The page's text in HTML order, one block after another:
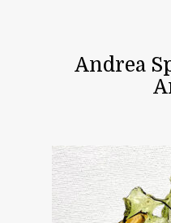
Andrea